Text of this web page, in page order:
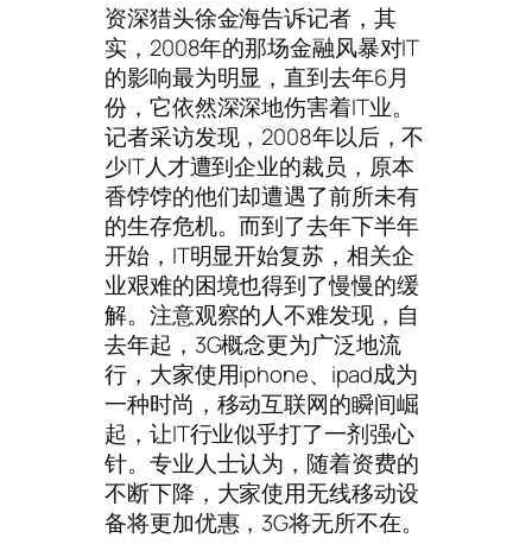
资深猎头徐金海告诉记者，其
实，2008年的那场金融风暴对IT
的影响最为明显，直到去年6月
份，它依然深深地伤害着IT业。
记者采访发现，2008年以后，不
少IT人才遭到企业的裁员，原本
香饽饽的他们却遭遇了前所未有
的生存危机。而到了去年下半年
开始，IT明显开始复苏，相关企
业艰难的困境也得到了慢慢的缓
解。注意观察的人不难发现，自
去年起，3G概念更为广泛地流
行，大家使用iphone、ipad成为
一种时尚，移动互联网的瞬间崛
起，让IT行业似乎打了一剂强心
针。专业人士认为，随着资费的
不断下降，大家使用无线移动设
备将更加优惠，3G将无所不在。